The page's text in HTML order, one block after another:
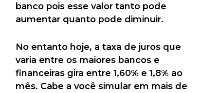
banco pois esse valor tanto pode
aumentar quanto pode diminuir.
No entanto hoje, a taxa de juros que
varia entre os maiores bancos e
financeiras gira entre 1,60% e 1,8% ao
mês. Cabe a você simular em mais de